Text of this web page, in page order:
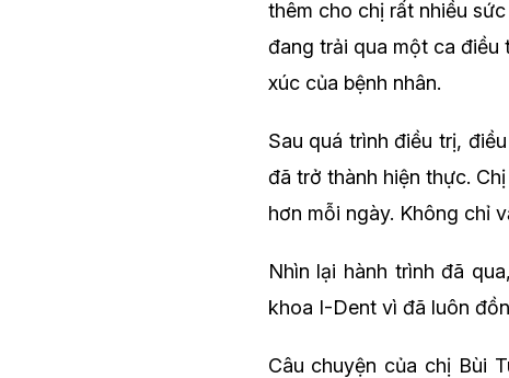
thêm cho chị rất nhiều
đang trải qua một ca điều
xúc của bệnh nhân.
Sau quá trình điều trị,
đã trở thành hiện thực.
hơn mỗi ngày. Không chỉ
Nhìn lại hành trình đã
khoa I-Dent vì đã luôn
Câu chuyện của chị Bùi